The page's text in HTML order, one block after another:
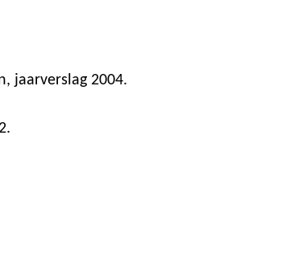
jaarverslag 2004.